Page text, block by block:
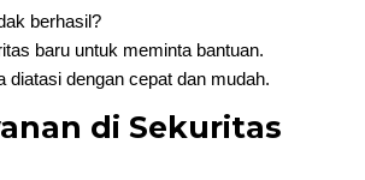
berhasil?
baru untuk meminta bantuan.
dengan cepat dan mudah.
di Sekuritas